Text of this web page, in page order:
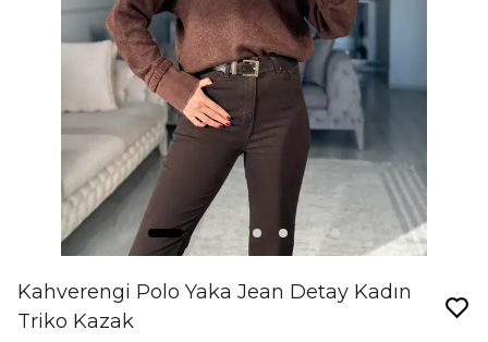
Kahverengi Polo Yaka Jean Detay Kadın
Triko Kazak